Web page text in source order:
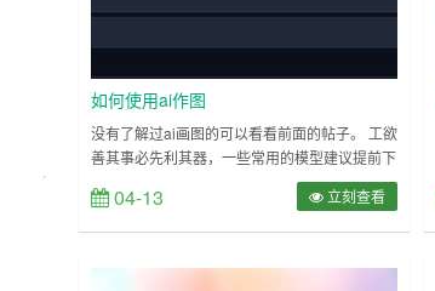
如何使用ai作图
没有了解过ai画图的可以看看前面的帖子。 工欲
善其事必先利其器，一些常用的模型建议提前下
好。 colab白piao用户更是如此，强烈建议将常
用模型放谷歌盘，C站H站高峰期速度不稳定，
往往等上半小时下载。 建议先用huggingface下
04-13 立刻查看